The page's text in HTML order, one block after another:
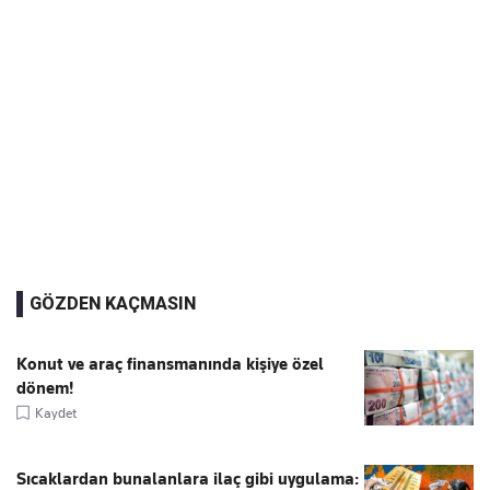
GÖZDEN KAÇMASIN
Konut ve araç finansmanında kişiye özel
dönem!
Kaydet
Sıcaklardan bunalanlara ilaç gibi uygulama: